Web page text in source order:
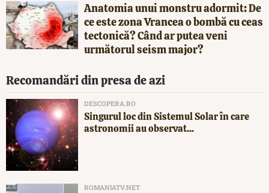
Anatomia unui monstru adormit: De
ce este zona Vrancea o bombă cu ceas
tectonică? Când ar putea veni
următorul seism major?
Recomandări din presa de azi
DESCOPERA.RO
Singurul loc din Sistemul Solar în care
astronomii au observat...
ROMANIATV.NET